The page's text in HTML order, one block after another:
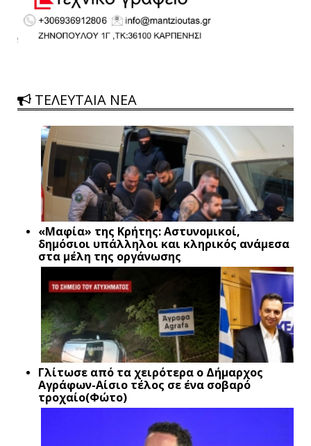
ΤΕΛΕΥΤΑΙΑ ΝΕΑ
«Μαφία» της Κρήτης: Αστυνομικοί,
δημόσιοι υπάλληλοι και κληρικός ανάμεσα
στα μέλη της οργάνωσης
Γλίτωσε από τα χειρότερα ο Δήμαρχος
Αγράφων-Αίσιο τέλος σε ένα σοβαρό
τροχαίο(Φώτο)